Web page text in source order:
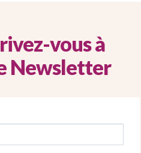
Imprimer
vous à
Newsletter